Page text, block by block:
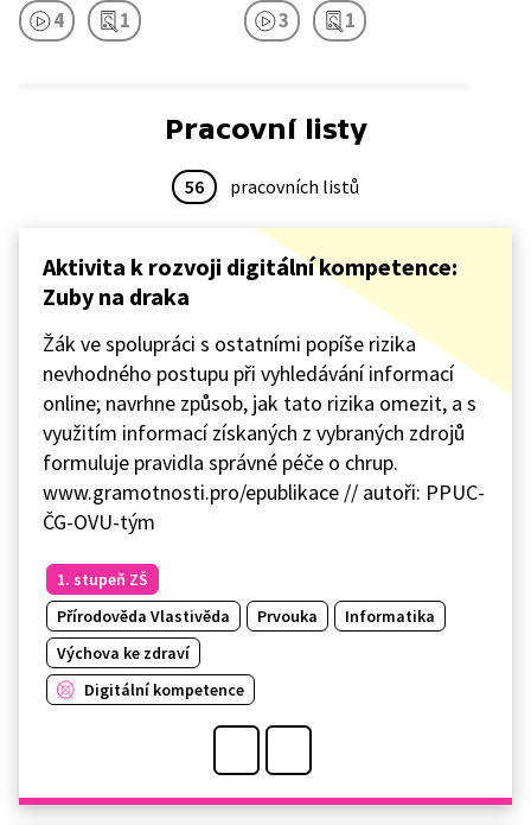
4 1 3 1
Pracovní listy
56 pracovních listů
Aktivita k rozvoji digitální kompetence:
Zuby na draka
Žák ve spolupráci s ostatními popíše rizika
nevhodného postupu při vyhledávání informací
online; navrhne způsob, jak tato rizika omezit, a s
využitím informací získaných z vybraných zdrojů
formuluje pravidla správné péče o chrup.
www.gramotnosti.pro/epublikace // autoři: PPUC-
ČG-OVU-tým
1. stupeň ZŠ
Přírodověda Vlastivěda
Prvouka
Informatika
Výchova ke zdraví
Digitální kompetence